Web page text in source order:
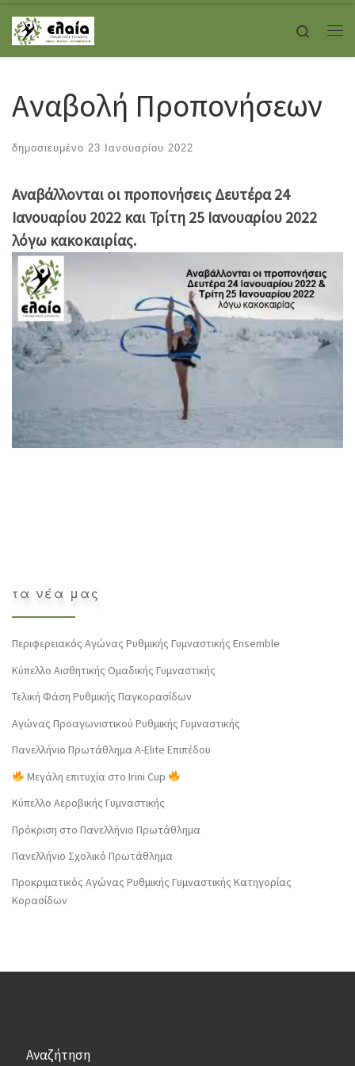
Skip to content
Search
Αναβολή Προπονήσεων
δημοσιευμένο 23 Ιανουαρίου 2022
Αναβάλλονται οι προπονήσεις Δευτέρα 24
Ιανουαρίου 2022 και Τρίτη 25 Ιανουαρίου 2022
λόγω κακοκαιρίας.
τα νέα μας
Περιφερειακός Αγώνας Ρυθμικής Γυμναστικής Ensemble
Κύπελλο Αισθητικής Ομαδικής Γυμναστικής
Τελική Φάση Ρυθμικής Παγκορασίδων
Αγώνας Προαγωνιστικού Ρυθμικής Γυμναστικής
Πανελλήνιο Πρωτάθλημα Α-Elite Επιπέδου
Μεγάλη επιτυχία στο Irini Cup
Κύπελλο Αεροβικής Γυμναστικής
Πρόκριση στο Πανελλήνιο Πρωτάθλημα
Πανελλήνιο Σχολικό Πρωτάθλημα
Προκριματικός Αγώνας Ρυθμικής Γυμναστικής Κατηγορίας
Κορασίδων
Αναζήτηση